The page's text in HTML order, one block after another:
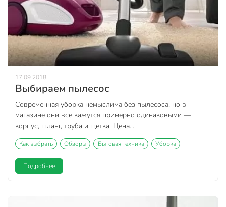
Выбираем пылесос
17.09.2018
Современная уборка немыслима без пылесоса, но в
магазине они все кажутся примерно одинаковыми —
корпус, шланг, труба и щетка. Цена...
Как выбрать Обзоры Бытовая техника Уборка
Подробнее